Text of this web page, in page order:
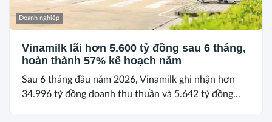
Doanh nghiệp
Vinamilk lãi hơn 5.600 tỷ đồng sau 6 tháng,
hoàn thành 57% kế hoạch năm
Sau 6 tháng đầu năm 2026, Vinamilk ghi nhận hơn
34.996 tỷ đồng doanh thu thuần và 5.642 tỷ đồng...